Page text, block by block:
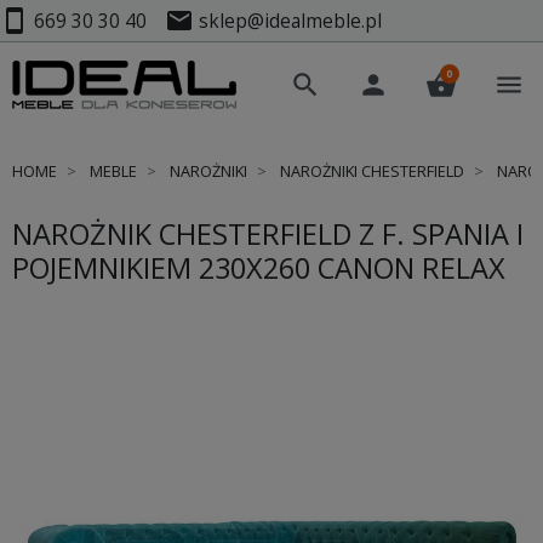
smartphone 669 30 30 40 mail sklep@idealmeble.pl
search person shopping_basket
0 menu
HOME MEBLE NAROŻNIKI NAROŻNIKI CHESTERFIELD
NAROŻNIK CHESTERFIELD Z F. SPANIA I
POJEMNIKIEM 230X260 CANON RELAX